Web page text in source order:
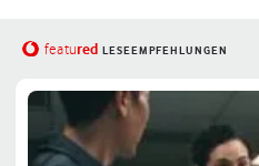
featured LESEEMPFEHLUNGEN